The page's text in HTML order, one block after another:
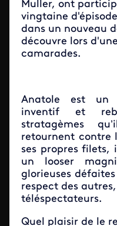
Muller, ont
vingtaine
dans un nouveau
découvre lors
camarades.
Anatole est un
inventif et
stratagèmes
retournent contre
ses propres filets,
un looser
glorieuses
respect des
téléspectateurs.
Quel plaisir de le